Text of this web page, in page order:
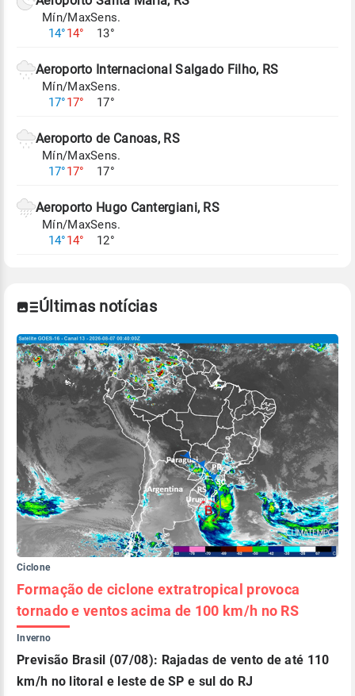
Para obter mais informações sobre os dados
Mín/Max
14°14°
Sens.
13°
Aeroporto Internacional Salgado Filho, RS
Mín/Max
17°17°
Sens.
17°
Aeroporto de Canoas, RS
Mín/Max
17°17°
Sens.
17°
Aeroporto Hugo Cantergiani, RS
Mín/Max
14°14°
Sens.
12°
Últimas notícias
Ciclone
Formação de ciclone extratropical provoca
tornado e ventos acima de 100 km/h no RS
Inverno
Previsão Brasil (07/08): Rajadas de vento de até 110
km/h no litoral e leste de SP e sul do RJ